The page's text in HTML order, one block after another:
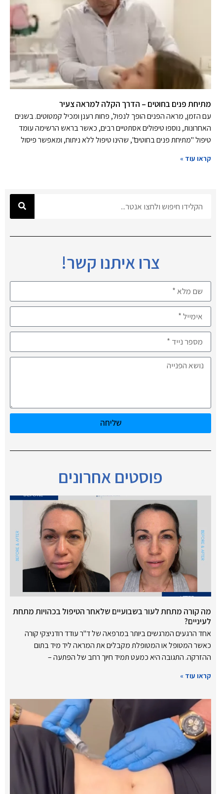
מתיחת פנים בחוטים – הדרך הקלה למראה צעיר
עם הזמן, מראה הפנים הופך לנפול, פחות רענן ומכיל קמטוטים. בשנים
האחרונות, נוספו טיפולים אסתטיים רבים, כאשר בראש הרשימה עומד
טיפול "מתיחת פנים בחוטים", שהינו טיפול ללא ניתוח, ומאפשר פיסול
קראו עוד »
צרו איתנו קשר!
שליחה
פוסטים אחרונים
מה קורה מתחת לעור בשבועיים שלאחר הטיפול בכהויות מתחת
לעיניים?
אחד הרגעים המרגשים ביותר במרפאה של ד"ר עודד רודניצקי קורה
כאשר המטופל או המטופלת מקבלים את המראה ליד מיד בתום
ההזרקה. התגובה היא כמעט תמיד חיוך רחב של הפתעה –
קראו עוד »